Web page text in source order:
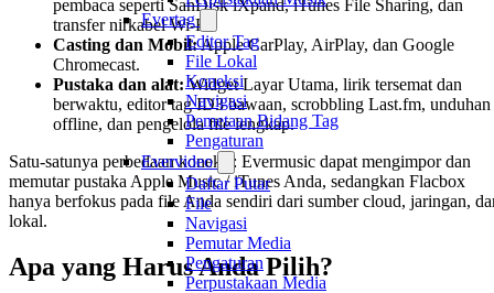
Evertag
Editor Tag
File Lokal
Koneksi
Navigasi
Pemetaan Bidang Tag
Pengaturan
Evervideo
Daftar Putar
File
Navigasi
Pemutar Media
Pengaturan
Perpustakaan Media
pembaca seperti SanDisk iXpand, iTunes File Sharing, dan
transfer nirkabel Wi-Fi.
Casting dan Mobil:Apple CarPlay, AirPlay, dan Google
Chromecast.
Pustaka dan alat:Widget Layar Utama, lirik tersemat dan
berwaktu, editor tag ID3 bawaan, scrobbling Last.fm, unduhan
offline, dan pengelola file lengkap.
Satu-satunya perbedaan koneksi: Evermusic dapat mengimpor dan
memutar pustaka Apple Music / iTunes Anda, sedangkan Flacbox
hanya berfokus pada file Anda sendiri dari sumber cloud, jaringan,
lokal.
Apa yang Harus Anda Pilih?